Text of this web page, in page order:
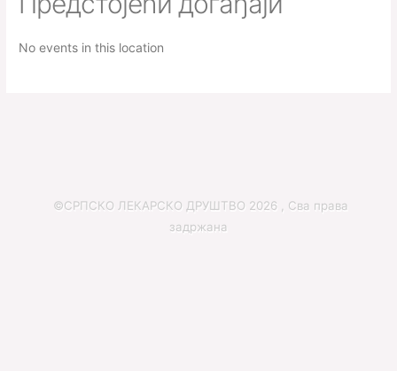
No events in this location
©СРПСКО ЛЕКАРСКО ДРУШТВО 2026 , Сва права
задржана